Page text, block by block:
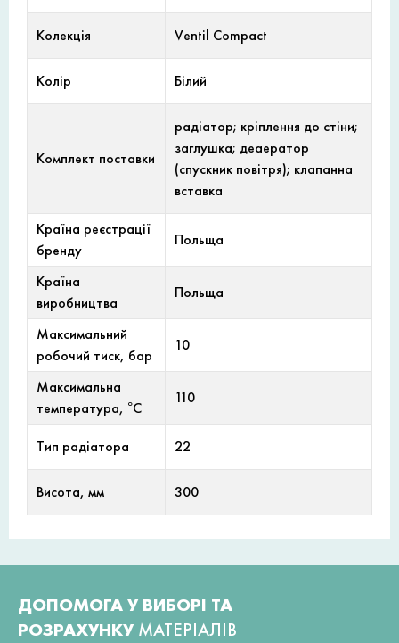
Колекція Ventil Compact
Колір Білий
Комплект поставки
радіатор; кріплення до стіни;
заглушка; деаератор
(спускник повітря); клапанна
вставка
Країна реєстрації
бренду
Польща
Країна
виробництва
Польща
Максимальний
робочий тиск, бар
10
Максимальна
температура, °С
110
Тип радіатора 22
Висота, мм 300
ДОПОМОГА У ВИБОРІ ТА
РОЗРАХУНКУ МАТЕРІАЛІВ